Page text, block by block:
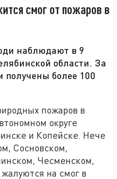
смог от пожаров в
наблюдают в 9
области. За
получены более 100
пожаров в
округе
и Копейске. Нече
Сосновском,
Чесменском,
на смог в